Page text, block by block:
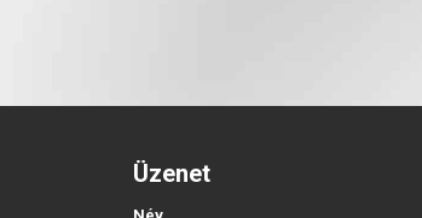
Üzenet